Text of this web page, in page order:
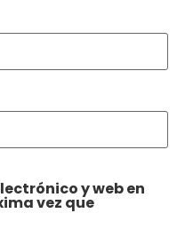
y web en
vez que